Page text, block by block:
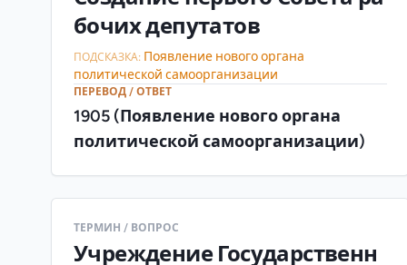
бочих депутатов
ПОДСКАЗКА: Появление нового органа
политической самоорганизации
ПЕРЕВОД / ОТВЕТ
1905 (Появление нового органа
политической самоорганизации)
ТЕРМИН / ВОПРОС
Учреждение Государственн